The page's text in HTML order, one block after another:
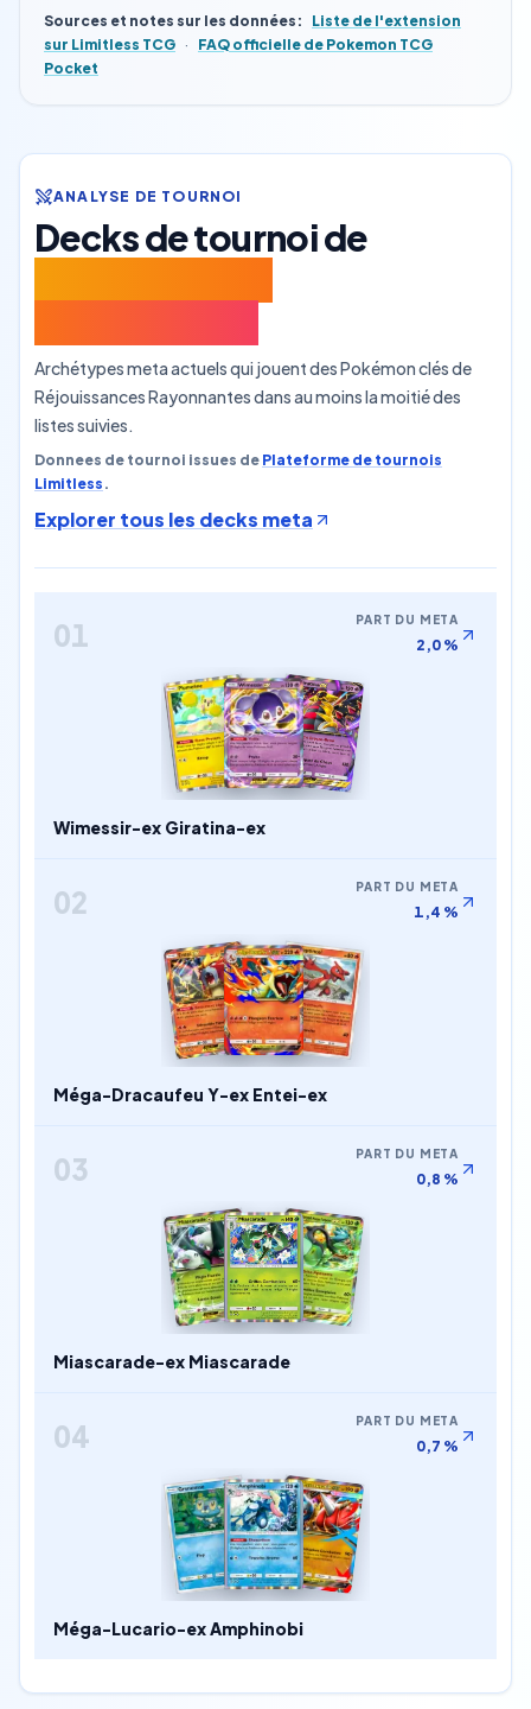
Sources et notes sur les données :
Liste de l'extension
sur Limitless TCG ·
FAQ officielle de Pokemon TCG
Pocket
ANALYSE DE TOURNOI
Decks de tournoi de
Archétypes meta actuels qui jouent des Pokémon clés de
Réjouissances Rayonnantes dans au moins la moitié des
listes suivies.
Donnees de tournoi issues de Plateforme de tournois
Limitless .
Explorer tous les decks meta
01 PART DU META
2,0 %
Wimessir-ex Giratina-ex
02 PART DU META
1,4 %
Méga-Dracaufeu Y-ex Entei-ex
03 PART DU META
0,8 %
Miascarade-ex Miascarade
04 PART DU META
0,7 %
Méga-Lucario-ex Amphinobi